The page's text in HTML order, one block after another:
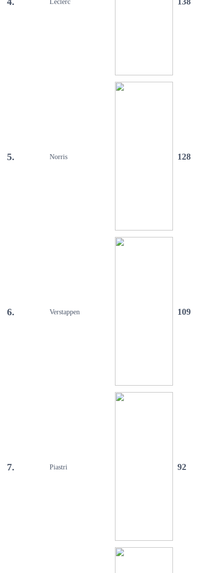
Leclerc
5. Norris 128
6. Verstappen 109
7. Piastri 92